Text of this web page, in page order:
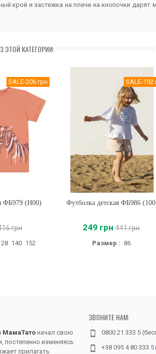
крой и застежка на плече на кнопочки
ЭТОЙ КАТЕГОРИИ:
SALE-206 грн
ФБ979 (H00)
грн
140 152
SALE-192
Купить
Футболка детская ФБ986
249 грн 441 грн
Размер : 86
МамаТато начал свою
постепенно изменяясь
прилагать
ЗВОНИТЕ НАМ:
0800 21 333 5
+38 095 4 80 333 5